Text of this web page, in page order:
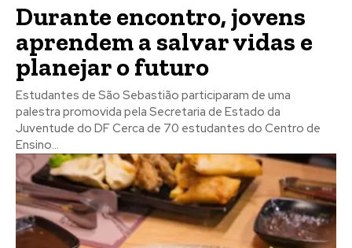
Durante encontro, jovens
aprendem a salvar vidas e
planejar o futuro
Estudantes de São Sebastião participaram de uma
palestra promovida pela Secretaria de Estado da
Juventude do DF Cerca de 70 estudantes do Centro de
Ensino...